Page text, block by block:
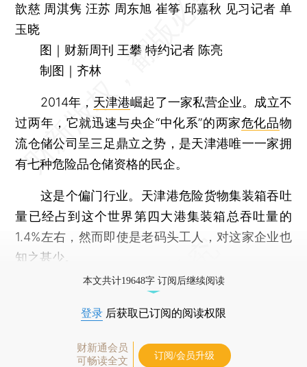
歆慈 周淇隽 汪苏 周东旭 崔筝 邱嘉秋 见习记者 单
玉晓
图｜财新周刊 王攀 特约记者 陈亮
制图｜齐林
2014年， 天津港崛起了一家私营企业。成立不
过两年，它就迅速与央企“中化系”的两家危化品物
流仓储公司呈三足鼎立之势，是天津港唯一一家拥
有七种危险品仓储资格的民企。
这是个偏门行业。天津港危险货物集装箱吞吐
量已经占到这个世界第四大港集装箱总吞吐量的
1.4%左右，然而即使是老码头工人，对这家企业也
知之甚少。
本文共计19648字 订阅后继续阅读
登录 后获取已订阅的阅读权限
财新通会员
可畅读全文
订阅/会员升级